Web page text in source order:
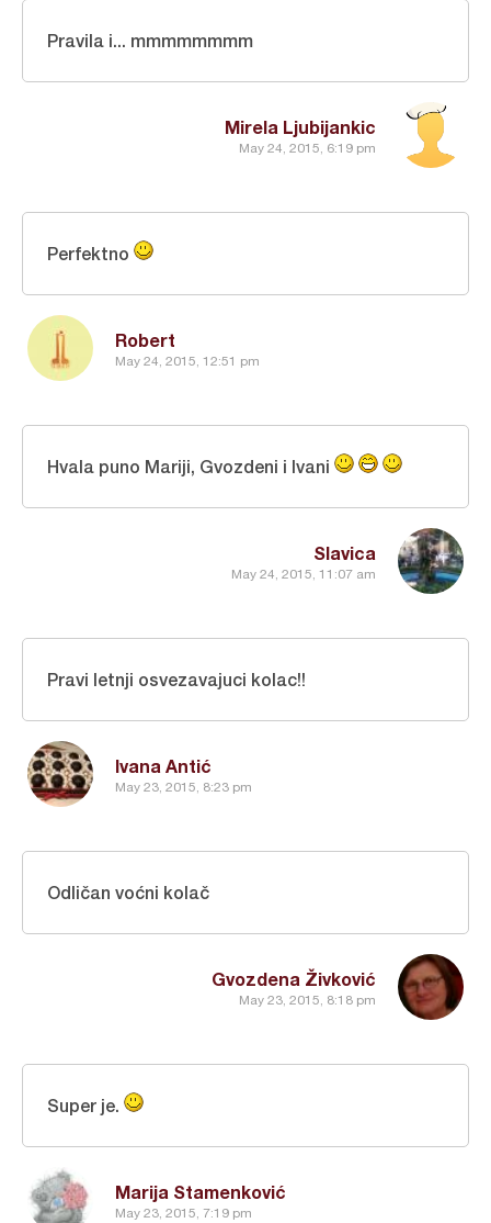
Mirela Ljubijankic
May 24, 2015, 6:19 pm
Pravila i... mmmmmmmm
Robert
May 24, 2015, 12:51 pm
Perfektno
Slavica
May 24, 2015, 11:07 am
Hvala puno Mariji, Gvozdeni i Ivani
Ivana Antić
May 23, 2015, 8:23 pm
Pravi letnji osvezavajuci kolac!!
Gvozdena Živković
May 23, 2015, 8:18 pm
Odličan voćni kolač
Marija Stamenković
May 23, 2015, 7:19 pm
Super je.